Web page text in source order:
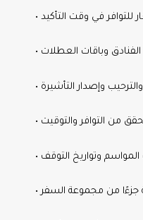
للتوافر في وقت التأكيد
المواسم وتواريخ التوقف